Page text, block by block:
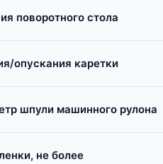
поворотного стола
опускания каретки
шпули машинного рулона
не более